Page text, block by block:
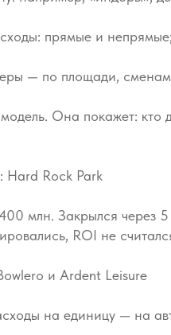
прямые и непрямые;
— по площади,
Она покажет: кто
Rock Park
млн. Закрылся через
ROI не
и Ardent Leisure
на единицу — на